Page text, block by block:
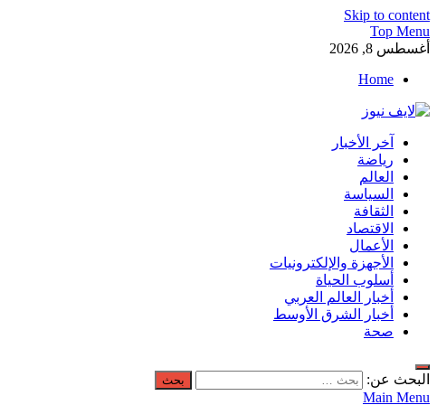
Skip to content
Top Menu
أغسطس 8, 2026
Home
لايف نيوز
آخر الأخبار العاجلة لحظة بلحظة من العالم العربي والعالم
آخر الأخبار
رياضة
العالم
السياسة
الثقافة
الاقتصاد
الأعمال
الأجهزة والإلكترونيات
أسلوب الحياة
أخبار العالم العربي
أخبار الشرق الأوسط
صحة
البحث عن:
Main Menu